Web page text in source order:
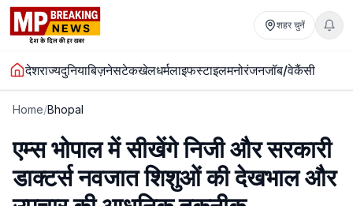
शहर चुनें
देशराज्यदुनियाबिज़नेसटेकखेलधर्मलाइफस्टाइलमनोरंजनजॉब/वेकैंसी
Home/Bhopal
एम्स भोपाल में सीखेंगे निजी और सरकारी
डाक्टर्स नवजात शिशुओं की देखभाल और